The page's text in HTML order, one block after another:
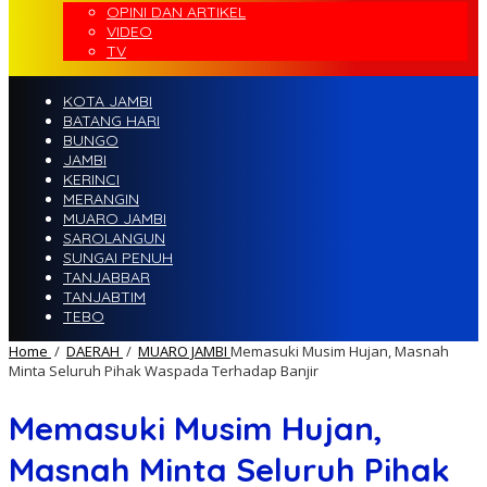
OPINI DAN ARTIKEL
VIDEO
TV
KOTA JAMBI
BATANG HARI
BUNGO
JAMBI
KERINCI
MERANGIN
MUARO JAMBI
SAROLANGUN
SUNGAI PENUH
TANJABBAR
TANJABTIM
TEBO
Home / DAERAH / MUARO JAMBI Memasuki Musim Hujan, Masnah
Minta Seluruh Pihak Waspada Terhadap Banjir
Memasuki Musim Hujan,
Masnah Minta Seluruh Pihak